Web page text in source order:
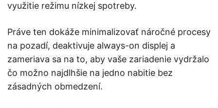
využitie režimu nízkej spotreby.
Práve ten dokáže minimalizovať náročné procesy
na pozadí, deaktivuje always-on displej a
zameriava sa na to, aby vaše zariadenie vydržalo
čo možno najdlhšie na jedno nabitie bez
zásadných obmedzení.